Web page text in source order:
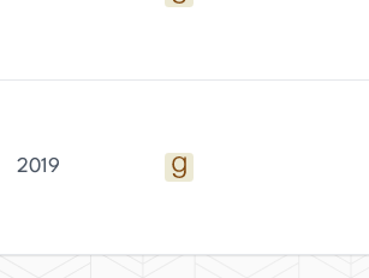
2019